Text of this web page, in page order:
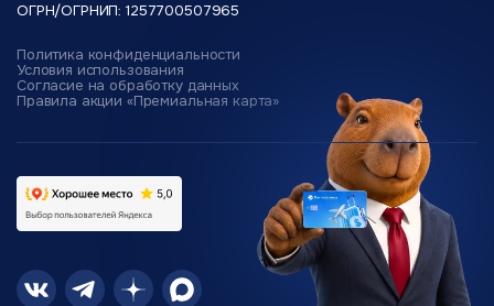
ОГРН/ОГРНИП: 1257700507965
Политика конфиденциальности
Условия использования
Согласие на обработку данных
Правила акции «Премиальная карта»